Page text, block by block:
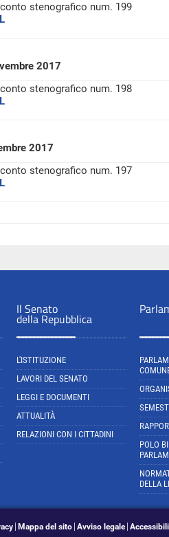
stenografico num. 199
2017
stenografico num. 198
2017
stenografico num. 197
Il Senato
della Repubblica
L'ISTITUZIONE
LAVORI DEL SENATO
LEGGI E DOCUMENTI
ATTUALITÀ
RELAZIONI CON I CITTADINI
POLO
DELLA
Mappa del sito Avviso legale